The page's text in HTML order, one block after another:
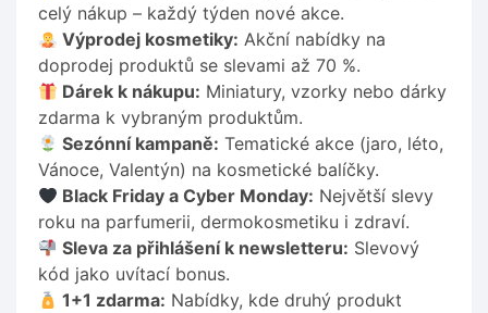
celý nákup – každý týden nové akce.
Výprodej kosmetiky: Akční nabídky na
doprodej produktů se slevami až 70 %.
Dárek k nákupu: Miniatury, vzorky nebo dárky
zdarma k vybraným produktům.
Sezónní kampaně: Tematické akce (jaro, léto,
Vánoce, Valentýn) na kosmetické balíčky.
Black Friday a Cyber Monday: Největší slevy
roku na parfumerii, dermokosmetiku i zdraví.
Sleva za přihlášení k newsletteru: Slevový
kód jako uvítací bonus.
1+1 zdarma: Nabídky, kde druhý produkt